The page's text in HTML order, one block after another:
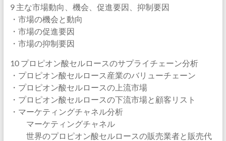
9 主な市場動向、機会、促進要因、抑制要因
・市場の機会と動向
・市場の促進要因
・市場の抑制要因
10 プロピオン酸セルロースのサプライチェーン分析
・プロピオン酸セルロース産業のバリューチェーン
・プロピオン酸セルロースの上流市場
・プロピオン酸セルロースの下流市場と顧客リスト
・マーケティングチャネル分析
マーケティングチャネル
世界のプロピオン酸セルロースの販売業者と販売代